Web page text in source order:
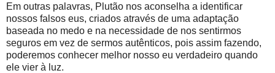
Em outras palavras, Plutão nos aconselha a identificar
nossos falsos eus, criados através de uma adaptação
baseada no medo e na necessidade de nos sentirmos
seguros em vez de sermos autênticos, pois assim fazendo,
poderemos conhecer melhor nosso eu verdadeiro quando
ele vier à luz.